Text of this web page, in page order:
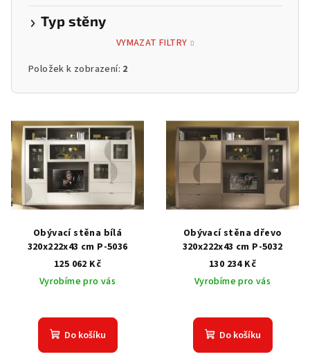
Typ stěny
VYMAZAT FILTRY
Položek k zobrazení: 2
ý
p
s
p
Obývací stěna bílá
320x222x43 cm P-5036
125 062 Kč
Vyrobíme pro vás
Do košíku
Obývací stěna dřevo
320x222x43 cm P-5032
130 234 Kč
Vyrobíme pro vás
Do košíku